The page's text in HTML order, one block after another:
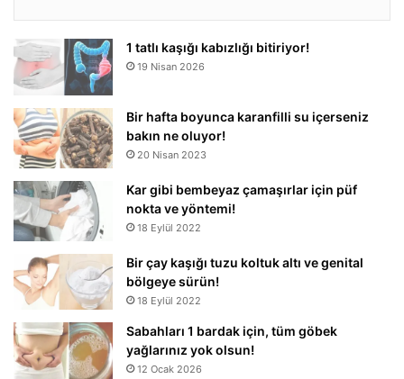
1 tatlı kaşığı kabızlığı bitiriyor!
19 Nisan 2026
Bir hafta boyunca karanfilli su içerseniz
bakın ne oluyor!
20 Nisan 2023
Kar gibi bembeyaz çamaşırlar için püf
nokta ve yöntemi!
18 Eylül 2022
Bir çay kaşığı tuzu koltuk altı ve genital
bölgeye sürün!
18 Eylül 2022
Sabahları 1 bardak için, tüm göbek
yağlarınız yok olsun!
12 Ocak 2026